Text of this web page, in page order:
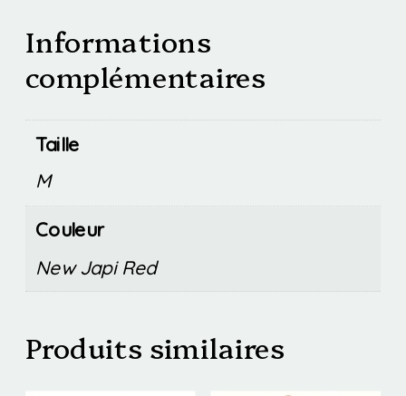
Informations
complémentaires
Taille
M
Couleur
New Japi Red
Produits similaires